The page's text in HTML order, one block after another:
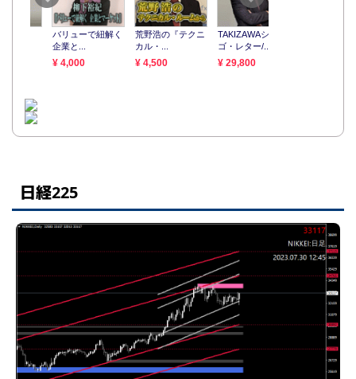
日経225